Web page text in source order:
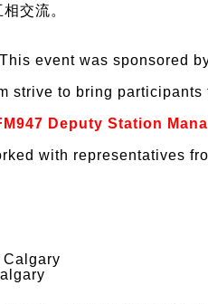
交流。
event was sponsored
strive to bring participants
Deputy Station
with representatives
Calgary